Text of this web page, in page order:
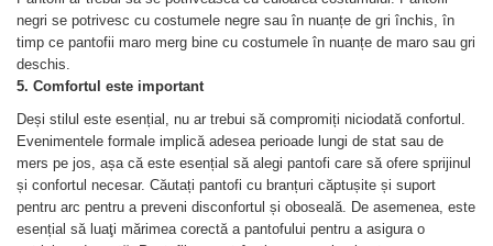
negri se potrivesc cu costumele negre sau în nuanțe de gri închis, în
timp ce pantofii maro merg bine cu costumele în nuanțe de maro sau gri
deschis.
5. Comfortul este important
Deși stilul este esențial, nu ar trebui să compromiți niciodată confortul.
Evenimentele formale implică adesea perioade lungi de stat sau de
mers pe jos, așa că este esențial să alegi pantofi care să ofere sprijinul
și confortul necesar. Căutați pantofi cu branțuri căptușite și suport
pentru arc pentru a preveni disconfortul și oboseală. De asemenea, este
esențial să luaţi mărimea corectă a pantofului pentru a asigura o